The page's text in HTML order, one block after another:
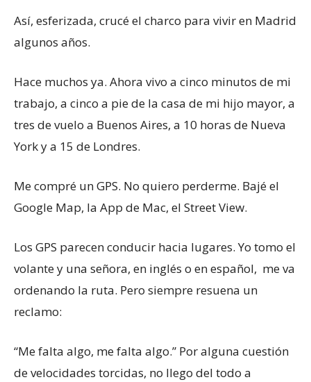
Así, esferizada, crucé el charco para vivir en Madrid
algunos años.
Hace muchos ya. Ahora vivo a cinco minutos de mi
trabajo, a cinco a pie de la casa de mi hijo mayor, a
tres de vuelo a Buenos Aires, a 10 horas de Nueva
York y a 15 de Londres.
Me compré un GPS. No quiero perderme. Bajé el
Google Map, la App de Mac, el Street View.
Los GPS parecen conducir hacia lugares. Yo tomo el
volante y una señora, en inglés o en español, me va
ordenando la ruta. Pero siempre resuena un
reclamo:
“Me falta algo, me falta algo.” Por alguna cuestión
de velocidades torcidas, no llego del todo a